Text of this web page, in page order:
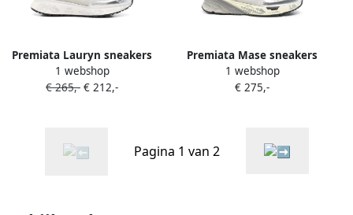
Premiata Lauryn sneakers
met metallic afwerking en
vlakken Grijs
1 webshop
€ 265,- € 212,-
Premiata Mase sneakers
Grijs
1 webshop
€ 275,-
Pagina 1 van 2